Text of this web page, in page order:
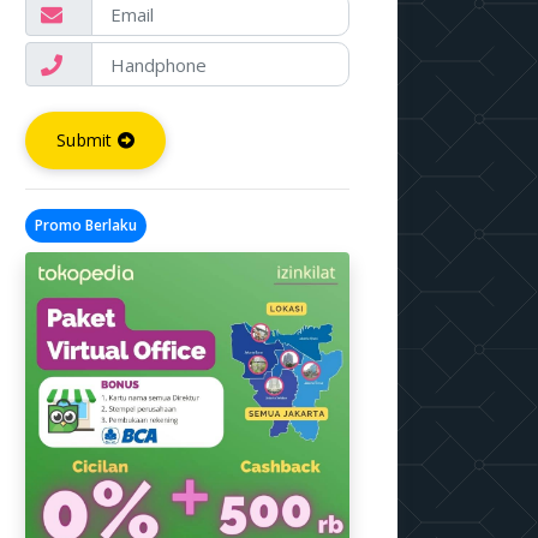
Submit
Promo Berlaku